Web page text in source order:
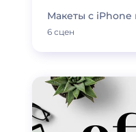
Макеты с iPhone
6 сцен